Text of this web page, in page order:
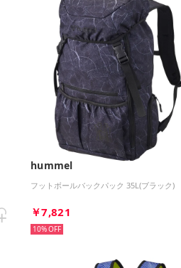
hummel
フットボールバックパック 35L(ブラック)
￥7,821
10%